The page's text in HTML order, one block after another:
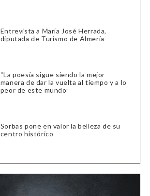
Entrevista a María José Herrada,
diputada de Turismo de Almería
“La poesía sigue siendo la mejor
manera de dar la vuelta al tiempo y a lo
peor de este mundo”
Sorbas pone en valor la belleza de su
centro histórico